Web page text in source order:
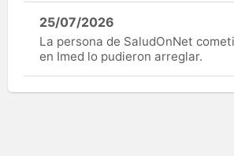
25/07/2026
La persona de SaludOnNet
en Imed lo pudieron arreglar.